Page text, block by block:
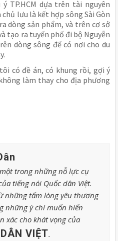
TP.HCM dựa trên tài nguyên
lưu là kết hợp sông Sài Gòn
dòng sản phẩm, và trên cơ sở
tạo ra tuyến phố đi bộ Nguyễn
dòng sông để có nơi cho du
có đề án, có khung rồi, gợi ý
làm thay cho địa phương
trong những nỗ lực cụ
tiếng nói Quốc dân Việt.
những tấm lòng yêu thương
những ý chí muốn hiến
xác cho khát vọng của
VIỆT.